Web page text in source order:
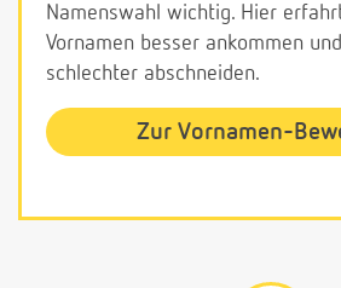
Namenswahl wichtig. Hier
Vornamen besser ankommen
schlechter abschneiden.
Zur Vornamen-